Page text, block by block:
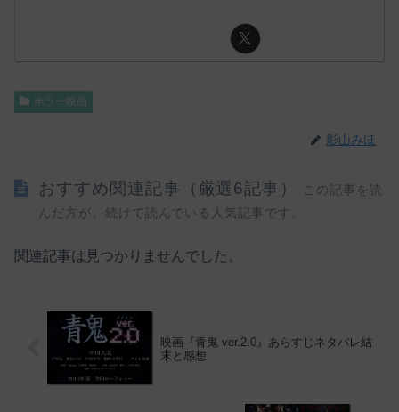
ホラー映画
影山みほ
おすすめ関連記事（厳選6記事）
この記事を読
んだ方が、続けて読んでいる人気記事です。
関連記事は見つかりませんでした。
映画『青鬼 ver.2.0』あらすじネタバレ結
末と感想